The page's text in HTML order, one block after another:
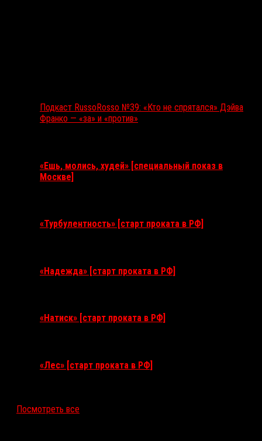
Подкаст RussoRosso №39: «Кто не спрятался» Дэйва
Франко — «за» и «против»
«Ешь, молись, худей» [специальный показ в
Москве]
«Турбулентность» [старт проката в РФ]
«Надежда» [старт проката в РФ]
«Натиск» [старт проката в РФ]
«Лес» [старт проката в РФ]
Посмотреть все